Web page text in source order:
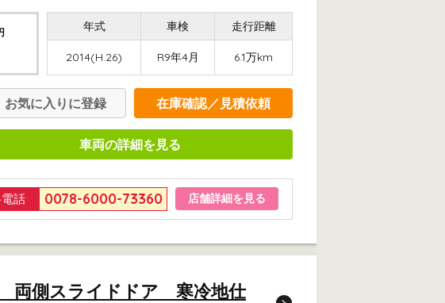
年式 車検 走行距離
2014(H.26) R9年4月 6.1万km
お気に入りに登録 在庫確認／見積依頼
車両の詳細を見る
話 0078-6000-73360 店舗詳細を見る
側スライドドア 寒冷地仕